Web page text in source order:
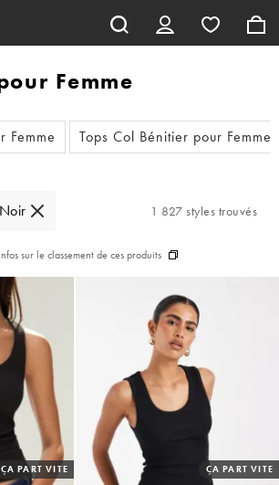
Femme
Femme Tops Col Bénitier pour Femme
Noir 1 827 styles trouvés
sur le classement de ces produits
ÇA PART VITE ÇA PART VITE